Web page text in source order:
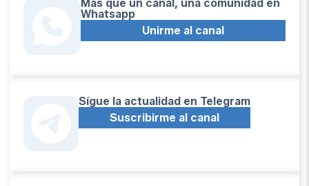
Más que un canal, una comunidad en
Whatsapp
Unirme al canal
Sígue la actualidad en Telegram
Suscribirme al canal